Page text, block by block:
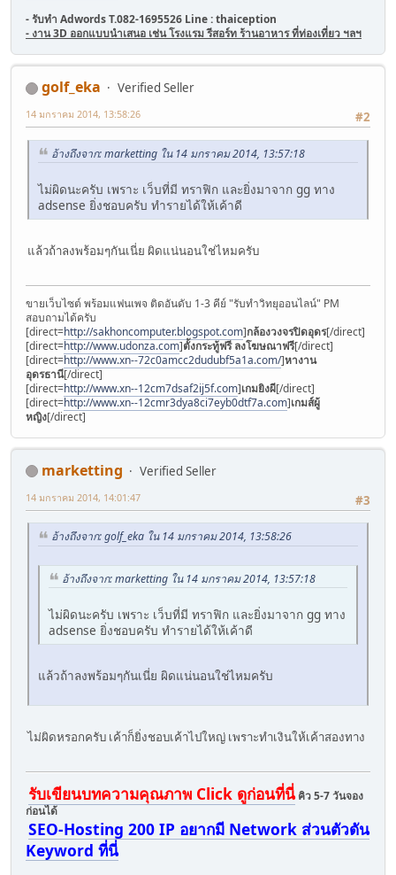
- รับทำ Adwords T.082-1695526 Line : thaiception
- งาน 3D ออกแบบนำเสนอ เช่น โรงแรม รีสอร์ท ร้านอาหาร ที่ท่องเที่ยว ฯลฯ
golf_eka
Verified Seller
#2
14 มกราคม 2014, 13:58:26
อ้างถึงจาก: marketting ใน 14 มกราคม 2014, 13:57:18
ไม่ผิดนะครับ เพราะ เว็บที่มี ทราฟิก และยิ่งมาจาก gg ทาง
adsense ยิ่งชอบครับ ทำรายได้ให้เค้าดี
แล้วถ้าลงพร้อมๆกันเนี่ย ผิดแน่นอนใช่ไหมครับ
ขายเว็บไซต์ พร้อมแฟนเพจ ติดอันดับ 1-3 คีย์ "รับทำวิทยุออนไลน์" PM
สอบถามได้ครับ
[direct=http://sakhoncomputer.blogspot.com]กล้องวงจรปิดอุดร[/direct]
[direct=http://www.udonza.com]ตั้งกระทู้ฟรี ลงโฆษณาฟรี[/direct]
[direct=http://www.xn--72c0amcc2dudubf5a1a.com/]หางาน
อุดรธานี[/direct]
[direct=http://www.xn--12cm7dsaf2ij5f.com]เกมยิงผี[/direct]
[direct=http://www.xn--12cmr3dya8ci7eyb0dtf7a.com]เกมส์ผู้
หญิง[/direct]
marketting
Verified Seller
#3
14 มกราคม 2014, 14:01:47
อ้างถึงจาก: golf_eka ใน 14 มกราคม 2014, 13:58:26
อ้างถึงจาก: marketting ใน 14 มกราคม 2014, 13:57:18
ไม่ผิดนะครับ เพราะ เว็บที่มี ทราฟิก และยิ่งมาจาก gg ทาง
adsense ยิ่งชอบครับ ทำรายได้ให้เค้าดี
แล้วถ้าลงพร้อมๆกันเนี่ย ผิดแน่นอนใช่ไหมครับ
ไม่ผิดหรอกครับ เค้าก็ยิ่งชอบเค้าไปใหญ่ เพราะทำเงินให้เค้าสองทาง
รับเขียนบทความคุณภาพ Click ดูก่อนที่นี่คิว 5-7 วันจอง
ก่อนได้
SEO-Hosting 200 IP อยากมี Network ส่วนตัวดัน
Keyword ที่นี่